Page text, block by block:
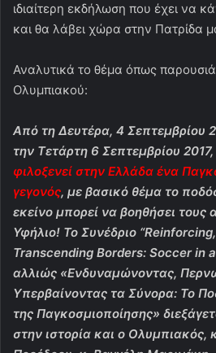
ιδιαίτερη εκδήλωση που έχει να
και θα λάβει χώρα στην Πατρίδα
Αναλυτικά το θέμα όπως
Ολυμπιακού:
Από τη Δευτέρα, 4 Σεπτεμβρίου
την Τετάρτη 6 Σεπτεμβρίου 2017,
φιλοξενεί στην Ελλάδα ένα
γεγονός, με βασικό θέμα το
εκείνο μπορεί να βοηθήσει
Υφήλιο! Το Συνέδριο
Transcending Borders: Soccer in
αλλιώς «Ενδυναμώνοντας,
Υπερβαίνοντας τα Σύνορα: Το
της Παγκοσμιοποίησης»
στην ιστορία και ο Ολυμπιακός,